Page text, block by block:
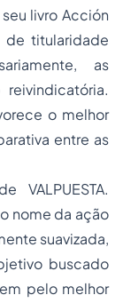
seu livro Acción
de titularidade
as
o melhor
entre as
VALPUESTA.
nome da ação
suavizada,
buscado
pelo melhor